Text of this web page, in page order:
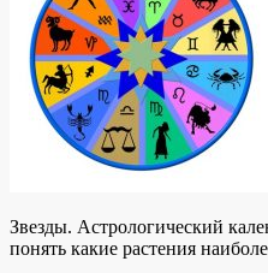
Звезды. Астрологический
понять какие растения